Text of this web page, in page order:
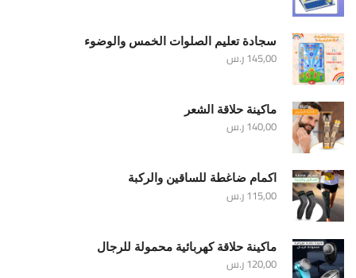
سجادة تعليم الصلوات الخمس والوضوء
145,00ر.س
ماكينة حلاقة الشعر
140,00ر.س
اكمام ضاغطة للساقين والركبة
115,00ر.س
ماكينة حلاقة كهربائية محمولة للرجال
120,00ر.س